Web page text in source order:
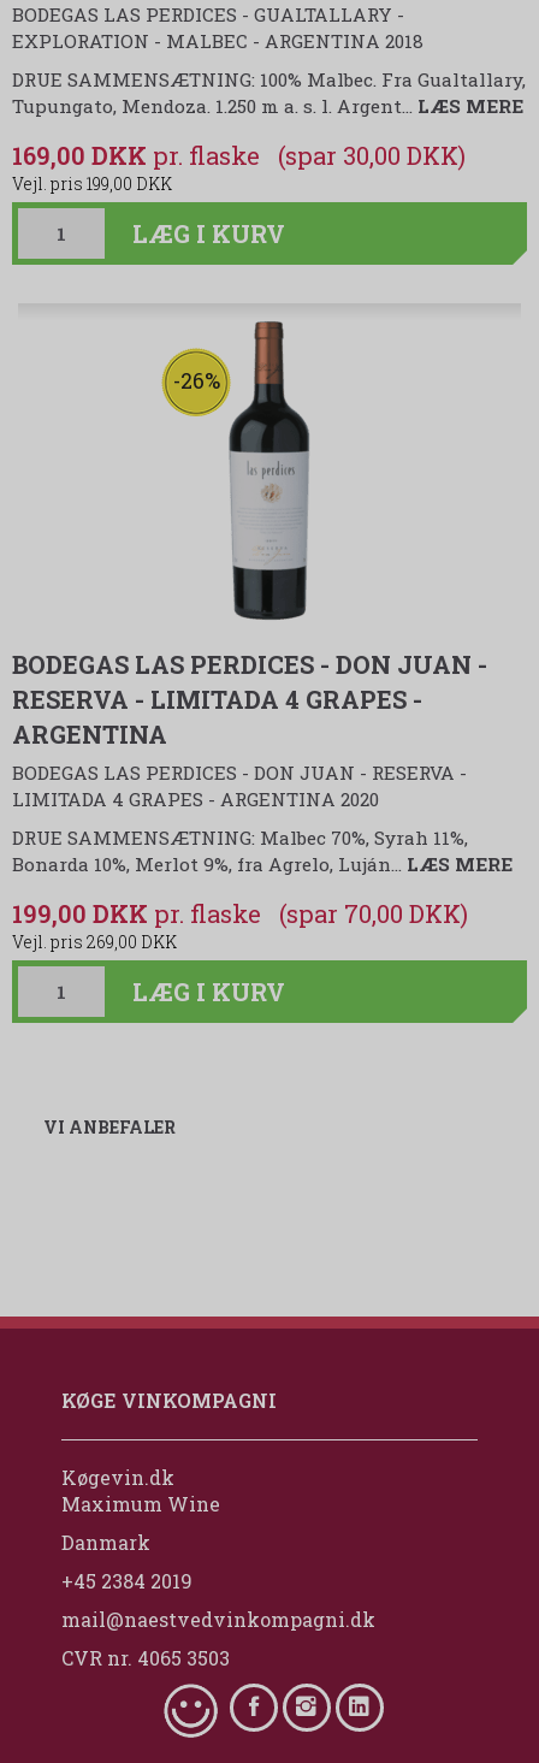
BODEGAS LAS PERDICES - GUALTALLARY -
EXPLORATION - MALBEC - ARGENTINA 2018
DRUE SAMMENSÆTNING: 100% Malbec. Fra Gualtallary,
Tupungato, Mendoza. 1.250 m a. s. l. Argent
LÆS MERE
169,00 DKK
199,00 DKK
(spar 30,00 DKK)
LÆG I KURV
-26%
BODEGAS LAS PERDICES - DON JUAN -
RESERVA - LIMITADA 4 GRAPES -
ARGENTINA
BODEGAS LAS PERDICES - DON JUAN - RESERVA -
LIMITADA 4 GRAPES - ARGENTINA 2020
DRUE SAMMENSÆTNING: Malbec 70%, Syrah 11%,
Bonarda 10%, Merlot 9%, fra Agrelo, Luján
LÆS MERE
199,00 DKK
269,00 DKK
(spar 70,00 DKK)
LÆG I KURV
VI ANBEFALER
KØGE VINKOMPAGNI
Køgevin.dk
Maximum Wine
Danmark
+45 2384 2019
mail@naestvedvinkompagni.dk
CVR nr. 4065 3503